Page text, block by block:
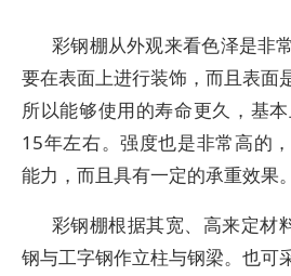
彩钢棚从外观来看色泽是非
要在表面上进行装饰，而且表面
所以能够使用的寿命更久，基
15年左右。强度也是非常高的
能力，而且具有一定的承重效果。
彩钢棚根据其宽、高来定材
钢与工字钢作立柱与钢梁。也可